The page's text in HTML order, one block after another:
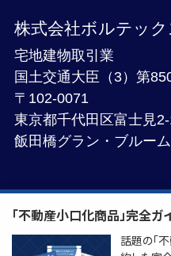
「不動産小口化商品」完全ガ
話題の「
株式会社ボルテック
宅地建物取引業
国土交通大臣（3）第
〒102-0071
東京都千代田区富士見
飯田橋グラン・ブルー